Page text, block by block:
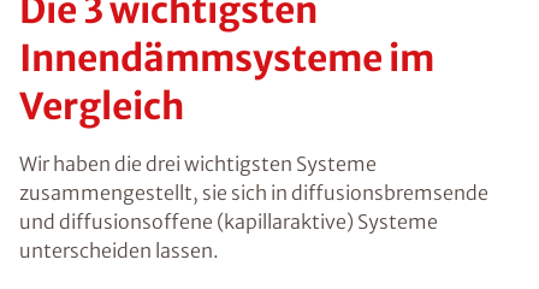
Die 3 wichtigsten
Innendämmsysteme im
Vergleich
Wir haben die drei wichtigsten Systeme
zusammengestellt, sie sich in diffusionsbremsende
und diffusionsoffene (kapillaraktive) Systeme
unterscheiden lassen.